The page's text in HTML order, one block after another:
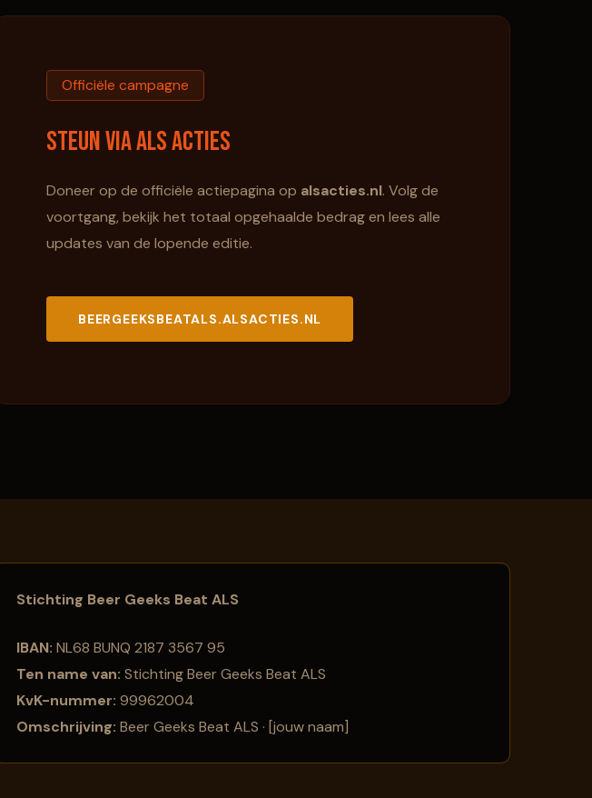
Officiële campagne
Steun via ALS Acties
Doneer op de officiële actiepagina op alsacties.nl. Volg de
voortgang, bekijk het totaal opgehaalde bedrag en lees alle
updates van de lopende editie.
BEERGEEKSBEATALS.ALSACTIES.NL
Stichting Beer Geeks Beat ALS
IBAN: NL68 BUNQ 2187 3567 95
Ten name van: Stichting Beer Geeks Beat ALS
KvK-nummer: 99962004
Omschrijving: Beer Geeks Beat ALS · [jouw naam]